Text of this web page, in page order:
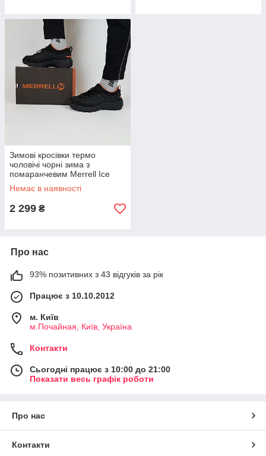
Зимові кросівки термо
чоловічі чорні зима з
помаранчевим Merrell Ice
Cup. Спортивне зимове
взуття Мерелл Айс Кап
Немає в наявності
2 299 ₴
Про нас
93% позитивних з 43 відгуків за рік
Працює з 10.10.2012
м. Київ
м.Почайная, Київ, Україна
Контакти
Сьогодні працює з 10:00 до 21:00
Показати весь графік роботи
Про нас
Контакти